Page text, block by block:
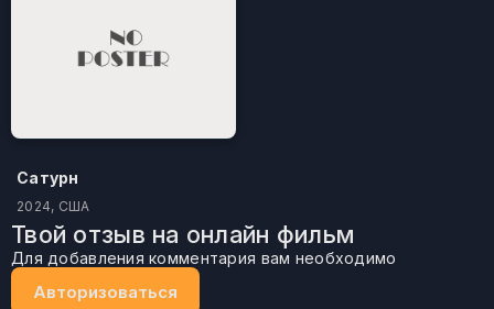
Сатурн
2024, США
Твой отзыв на онлайн фильм
Для добавления комментария вам необходимо
Авторизоваться